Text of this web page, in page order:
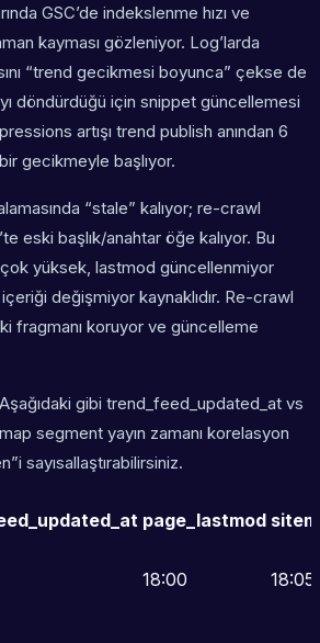
GSC’de indekslenme hızı ve
kayması gözleniyor. Log’larda
“trend gecikmesi boyunca” çekse de
döndürdüğü için snippet güncellemesi
artışı trend publish anından 6
gecikmeyle başlıyor.
“stale” kalıyor; re-crawl
eski başlık/anahtar öğe kalıyor. Bu
yüksek, lastmod güncellenmiyor
değişmiyor kaynaklıdır. Re-crawl
fragmanı koruyor ve güncelleme
Aşağıdaki gibi trend_feed_updated_at vs
segment yayın zamanı korelasyon
sayısallaştırabilirsiniz.
page_lastmod
18:00 18:05